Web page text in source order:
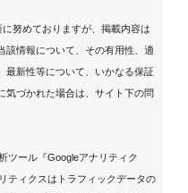
努めておりますが、掲載内容は
該情報について、その有用性、適
最新性等について、いかなる保証
気づかれた場合は、サイト下の問
ツール『Googleアナリティク
ティクスはトラフィックデータの